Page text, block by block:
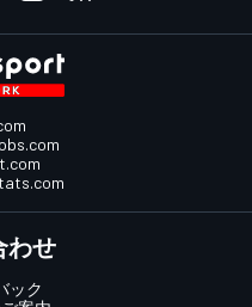
わせ
ック